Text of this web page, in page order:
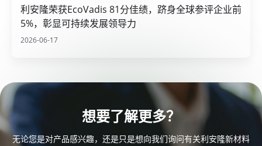
利安隆荣获EcoVadis 81分佳绩，跻身全球参评企业前
5%，彰显可持续发展领导力
2026-06-17
想要了解更多？
无论您是对产品感兴趣，还是只是想向我们询问有关利安隆新材料